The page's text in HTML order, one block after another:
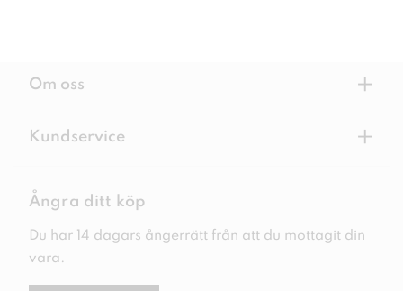
Om oss +
Kundservice +
Ångra ditt köp
Du har 14 dagars ångerrätt från att du mottagit din
vara.